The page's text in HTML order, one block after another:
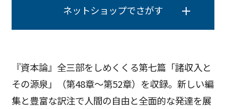
ネットショップでさがす
『資本論』全三部をしめくくる第七篇「諸収入と
その源泉」（第48章～第52章）を収録。新しい編
集と豊富な訳注で人間の自由と全面的な発達を展